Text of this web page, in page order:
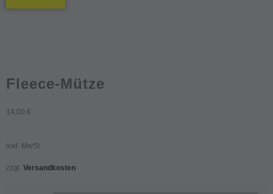
Fleece-Mütze
14,00 €
inkl. MwSt.
zzgl. Versandkosten